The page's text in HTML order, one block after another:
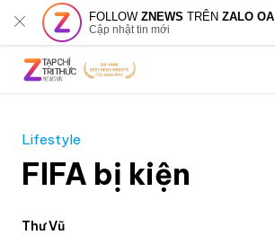
FOLLOWZNEWS TRÊNZALO OA
Cập nhật tin mới
Lifestyle
FIFA bị kiện
Thư Vũ